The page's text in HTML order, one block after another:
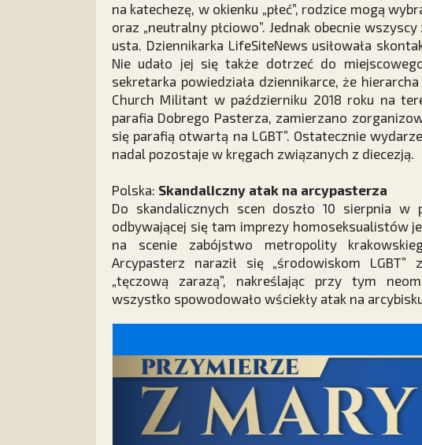
na katechezę, w okienku „płeć”, rodzice mogą
oraz „neutralny płciowo”. Jednak obecnie
usta. Dziennikarka LifeSiteNews usiłowała
Nie udało jej się także dotrzeć do
sekretarka powiedziała dziennikarce, że
Church Militant w październiku 2018 roku na
parafia Dobrego Pasterza, zamierzano
się parafią otwartą na LGBT”. Ostatecznie
nadal pozostaje w kręgach związanych z diecezją.
Polska: Skandaliczny atak na arcypasterza
Do skandalicznych scen doszło 10 sierpnia w
odbywającej się tam imprezy homoseksualistów
na scenie zabójstwo metropolity
Arcypasterz naraził się „środowiskom
„tęczową zarazą”, nakreślając przy tym
wszystko spowodowało wściekły atak na